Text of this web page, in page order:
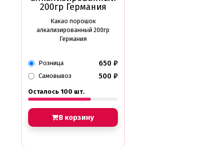
Какао порошок
алкализированный 200гр
Германия
Розница 650 ₽
Самовывоз 500 ₽
Осталось 100 шт.
В корзину